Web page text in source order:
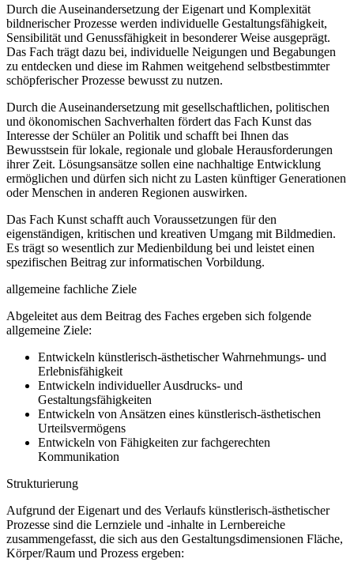
Durch die Auseinandersetzung der Eigenart und Komplexität
bildnerischer Prozesse werden individuelle Gestaltungsfähigkeit,
Sensibilität und Genussfähigkeit in besonderer Weise ausgeprägt.
Das Fach trägt dazu bei, individuelle Neigungen und Begabungen
zu entdecken und diese im Rahmen weitgehend selbstbestimmter
schöpferischer Prozesse bewusst zu nutzen.
Durch die Auseinandersetzung mit gesellschaftlichen, politischen
und ökonomischen Sachverhalten fördert das Fach Kunst das
Interesse der Schüler an Politik und schafft bei Ihnen das
Bewusstsein für lokale, regionale und globale Herausforderungen
ihrer Zeit. Lösungsansätze sollen eine nachhaltige Entwicklung
ermöglichen und dürfen sich nicht zu Lasten künftiger Generationen
oder Menschen in anderen Regionen auswirken.
Das Fach Kunst schafft auch Voraussetzungen für den
eigenständigen, kritischen und kreativen Umgang mit Bildmedien.
Es trägt so wesentlich zur Medienbildung bei und leistet einen
spezifischen Beitrag zur informatischen Vorbildung.
allgemeine fachliche Ziele
Abgeleitet aus dem Beitrag des Faches ergeben sich folgende
allgemeine Ziele:
Entwickeln künstlerisch-ästhetischer Wahrnehmungs- und
Erlebnisfähigkeit
Entwickeln individueller Ausdrucks- und
Gestaltungsfähigkeiten
Entwickeln von Ansätzen eines künstlerisch-ästhetischen
Urteilsvermögens
Entwickeln von Fähigkeiten zur fachgerechten
Kommunikation
Strukturierung
Aufgrund der Eigenart und des Verlaufs künstlerisch-ästhetischer
Prozesse sind die Lernziele und -inhalte in Lernbereiche
zusammengefasst, die sich aus den Gestaltungsdimensionen Fläche,
Körper/Raum und Prozess ergeben: